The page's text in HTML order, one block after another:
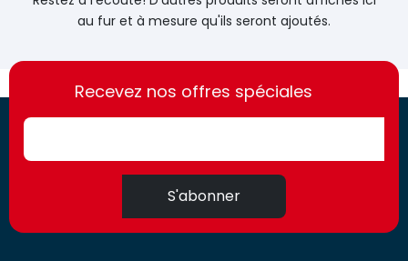
au fur et à mesure qu'ils seront ajoutés.
https://france-
access.fr
https://france-
access.fr
Recevez nos offres spéciales
S'abonner